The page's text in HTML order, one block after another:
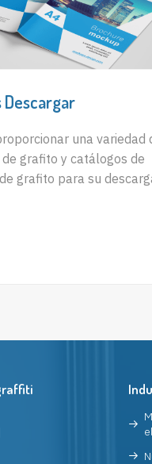
Descargar
una variedad
grafito y catálogos de
grafito para su